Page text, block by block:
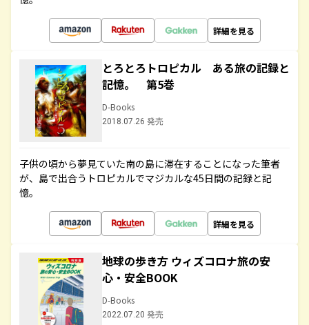
詳細を見る
とろとろトロピカル ある旅の記録と
記憶。 第5巻
D-Books
2018.07.26 発売
子供の頃から夢見ていた南の島に滞在することになった筆者
が、島で出合うトロピカルでマジカルな45日間の記録と記
憶。
詳細を見る
地球の歩き方 ウィズコロナ旅の安
心・安全BOOK
D-Books
2022.07.20 発売